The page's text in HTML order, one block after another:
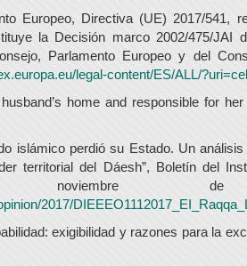
Europeo, Directiva (UE) 2017/541,
la Decisión marco 2002/475/JAI
Parlamento Europeo y del
legal-content/ES/ALL/
home and responsible for
islámico perdió su Estado. Un
territorial del Dáesh”, Boletín del
noviembre
2017/
exigibilidad y razones para la